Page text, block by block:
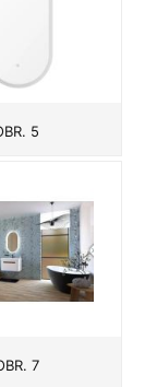
5
7